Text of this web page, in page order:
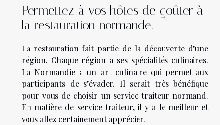
Permettez à vos hôtes de goûter à
la restauration normande.
La restauration fait partie de la découverte d’une
région. Chaque région a ses spécialités culinaires.
La Normandie a un art culinaire qui permet aux
participants de s’évader. Il serait très bénéfique
pour vous de choisir un service traiteur normand.
En matière de service traiteur, il y a le meilleur et
vous allez certainement apprécier.